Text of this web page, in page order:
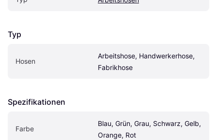
Typ
Hosen
Arbeitshose, Handwerkerhose,
Fabrikhose
Spezifikationen
Farbe
Blau, Grün, Grau, Schwarz, Gelb,
Orange, Rot